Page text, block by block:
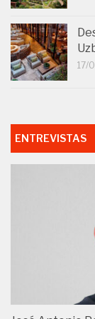
17/
ENTREVISTAS